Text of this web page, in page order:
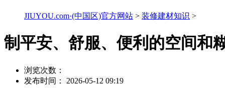
JIUYOU.com·(中国区)官方网站 > 装修建材知识 >
制平安、舒服、便利的空间和
浏览次数：
发布时间： 2026-05-12 09:19